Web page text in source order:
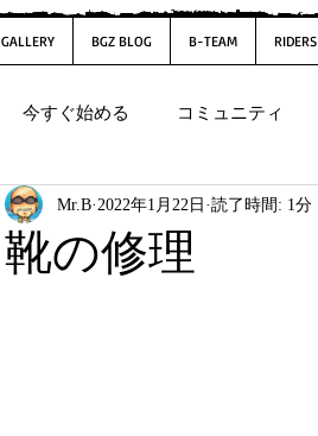
GALLERY BGZ BLOG B-TEAM RIDERS
今すぐ始める コミュニティ
靴の修理
Mr.B 2022年1月22日 読了時間: 1分